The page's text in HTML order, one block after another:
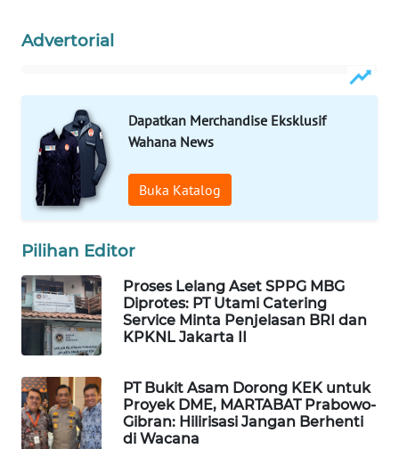
Advertorial
Dapatkan Merchandise Eksklusif
Wahana News
Buka Katalog
Pilihan Editor
Proses Lelang Aset SPPG MBG
Diprotes: PT Utami Catering
Service Minta Penjelasan BRI dan
KPKNL Jakarta II
PT Bukit Asam Dorong KEK untuk
Proyek DME, MARTABAT Prabowo-
Gibran: Hilirisasi Jangan Berhenti
di Wacana
ADVOKAT
INFRASTRUKTUR
WAHANA
KONSUMEN
WAHANA
WAHANA
TRAVEL
WAHANA
WAHANANEWS
ID